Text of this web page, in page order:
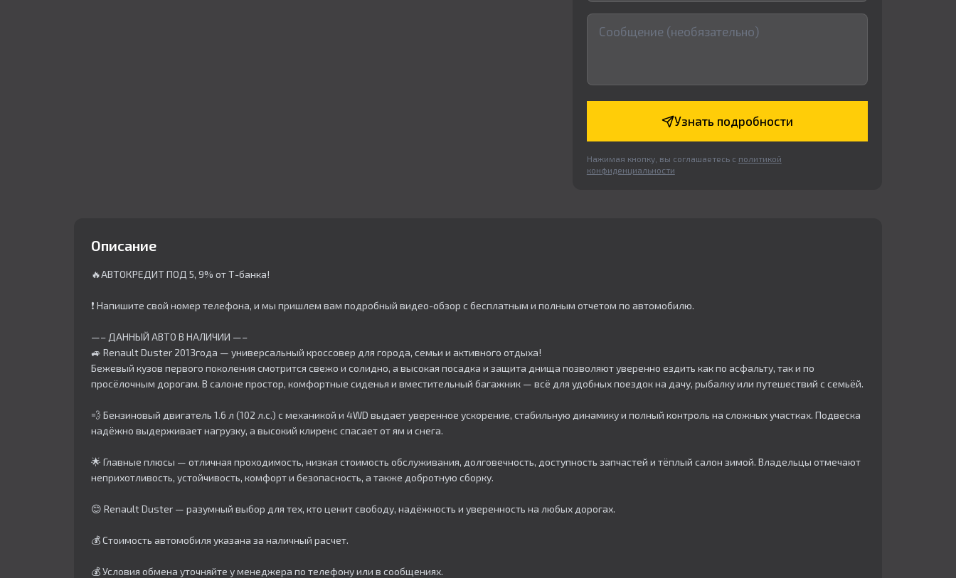
Узнать подробности
Нажимая кнопку, вы соглашаетесь с политикой
конфиденциальности
Описание
🔥АВТОКРЕДИТ ПОД 5, 9% от Т-банка!
❗ Напишите свой номер телефона, и мы пришлем вам подробный видео-обзор с бесплатным и полным отчетом по автомобилю.
—– ДАННЫЙ АВТО В НАЛИЧИИ —–
🚙 Renault Duster 2013года — универсальный кроссовер для города, семьи и активного отдыха!
Бежевый кузов первого поколения смотрится свежо и солидно, а высокая посадка и защита днища позволяют уверенно ездить как по асфальту, так и по
просёлочным дорогам. В салоне простор, комфортные сиденья и вместительный багажник — всё для удобных поездок на дачу, рыбалку или путешествий с семьёй.​
💨 Бензиновый двигатель 1.6 л (102 л.с.) с механикой и 4WD выдает уверенное ускорение, стабильную динамику и полный контроль на сложных участках. Подвеска
надёжно выдерживает нагрузку, а высокий клиренс спасает от ям и снега.
🌟 Главные плюсы — отличная проходимость, низкая стоимость обслуживания, долговечность, доступность запчастей и тёплый салон зимой. Владельцы отмечают
неприхотливость, устойчивость, комфорт и безопасность, а также добротную сборку.
😊 Renault Duster — разумный выбор для тех, кто ценит свободу, надёжность и уверенность на любых дорогах.​
💰 Стоимость автомобиля указана за наличный расчет.
💰 Условия обмена уточняйте у менеджера по телефону или в сообщениях.